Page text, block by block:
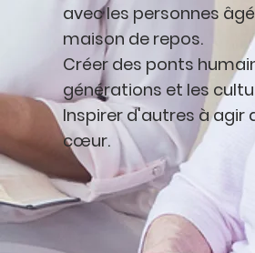
avec les personnes
maison de repos.
Créer des ponts
générations et les
Inspirer d'autres à agir
cœur.